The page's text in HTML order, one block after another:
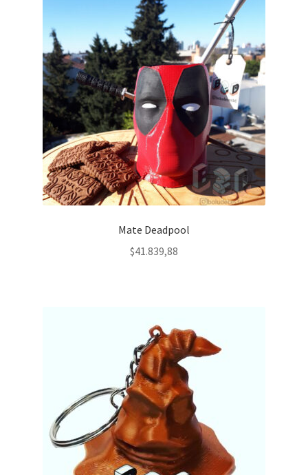
Mate Deadpool
$41.839,88